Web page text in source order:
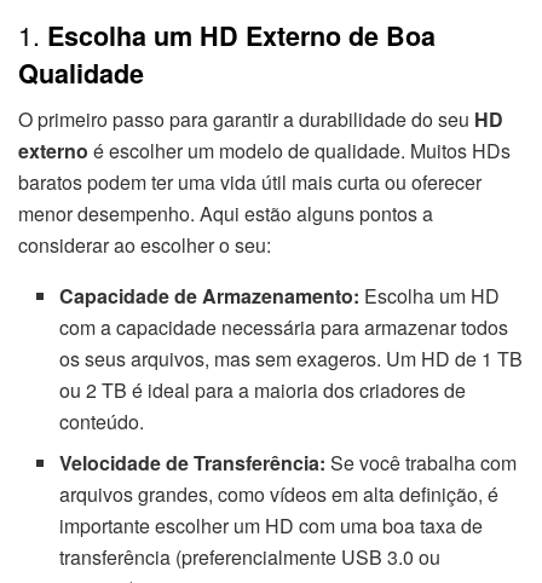
1. Escolha um HD Externo de Boa
Qualidade
O primeiro passo para garantir a durabilidade do seu HD
externo é escolher um modelo de qualidade. Muitos HDs
baratos podem ter uma vida útil mais curta ou oferecer
menor desempenho. Aqui estão alguns pontos a
considerar ao escolher o seu:
Capacidade de Armazenamento: Escolha um HD
com a capacidade necessária para armazenar todos
os seus arquivos, mas sem exageros. Um HD de 1 TB
ou 2 TB é ideal para a maioria dos criadores de
conteúdo.
Velocidade de Transferência: Se você trabalha com
arquivos grandes, como vídeos em alta definição, é
importante escolher um HD com uma boa taxa de
transferência (preferencialmente USB 3.0 ou